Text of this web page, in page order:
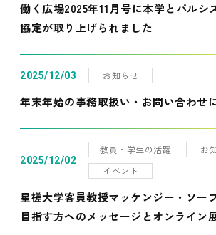
働く広場2025年11月号に本学とパルシ
協定が取り上げられました
2025/12/03 お知らせ
年末年始の事務取扱い・お問い合わせ
2025/12/02
教員・学生の活躍
お
イベント
星槎大学客員教授マッケンジー・ソー
目指す方へのメッセージとオンライン